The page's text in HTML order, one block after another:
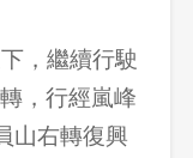
，繼續行駛
，行經嵐峰
山右轉復興